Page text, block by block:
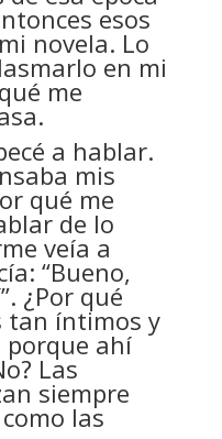
esos
novela. Lo
en mi
me
a hablar.
mis
qué me
de lo
veía a
“Bueno,
¿Por qué
tan íntimos y
porque ahí
Las
siempre
las